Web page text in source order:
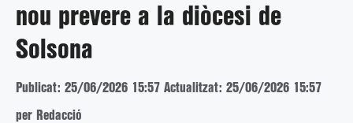
nou prevere a la diòcesi de
Solsona
Publicat: 25/06/2026 15:57 Actualitzat: 25/06/2026 15:57
per Redacció